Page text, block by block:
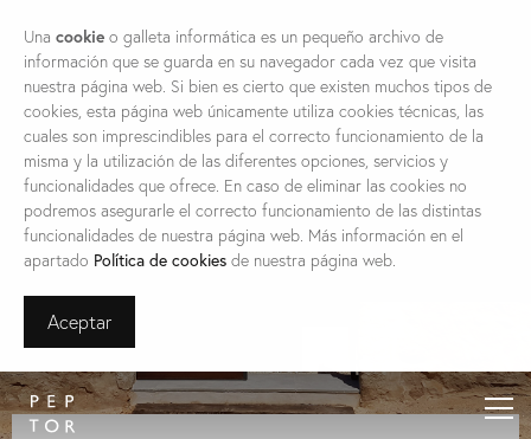
Una cookie o galleta informática es un pequeño archivo de
información que se guarda en su navegador cada vez que visita
nuestra página web. Si bien es cierto que existen muchos tipos de
cookies, esta página web únicamente utiliza cookies técnicas, las
cuales son imprescindibles para el correcto funcionamiento de la
misma y la utilización de las diferentes opciones, servicios y
funcionalidades que ofrece. En caso de eliminar las cookies no
podremos asegurarle el correcto funcionamiento de las distintas
funcionalidades de nuestra página web. Más información en el
apartado Política de cookies de nuestra página web.
Aceptar